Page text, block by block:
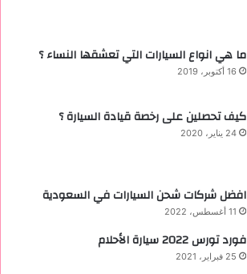
ما هي انواع السيارات التي تعشقها النساء ؟
16 أكتوبر، 2019
كيف تحصلين على رخصة قيادة السيارة ؟
24 يناير، 2020
افضل شركات شحن السيارات في السعودية
11 أغسطس، 2022
فورد تورس 2022 ‏سيارة الأحلام
25 فبراير، 2021